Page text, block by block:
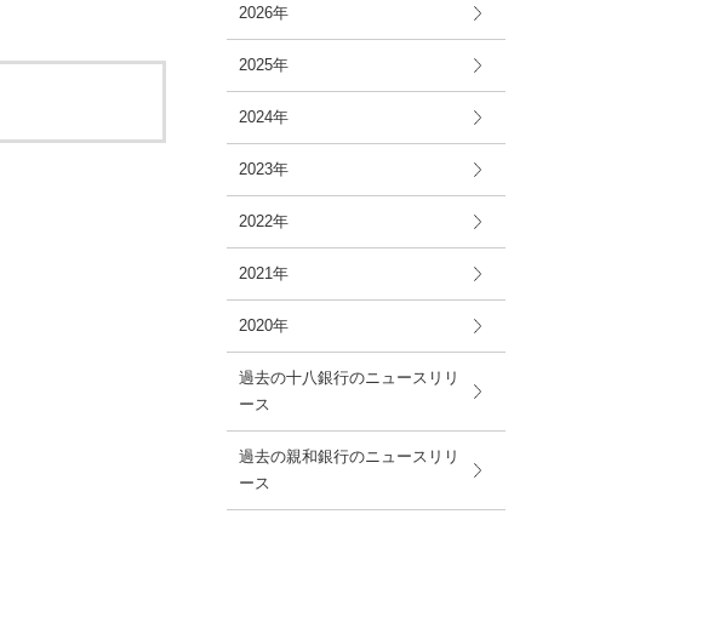
2026年
2025年
2024年
2023年
2022年
2021年
2020年
過去の十八銀行のニュースリリ
ース
過去の親和銀行のニュースリリ
ース